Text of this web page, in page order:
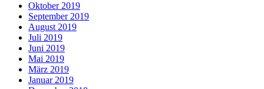
Oktober 2019
September 2019
August 2019
Juli 2019
Juni 2019
Mai 2019
März 2019
Januar 2019